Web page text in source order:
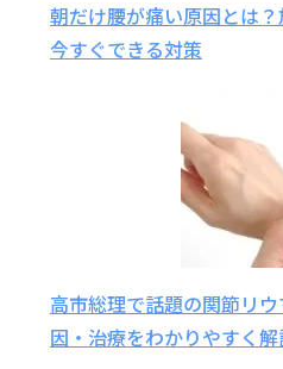
朝だけ腰が痛い原因とは
今すぐできる対策
高市総理で話題の関節リ
因・治療をわかりやすく